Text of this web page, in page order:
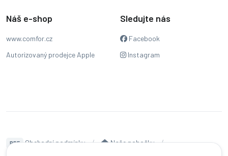
Náš e-shop
www.comfor.cz
Autorizovaný prodejce Apple
Sledujte nás
Facebook
Instagram
PDF Obchodní podmínky
Naše pobočky